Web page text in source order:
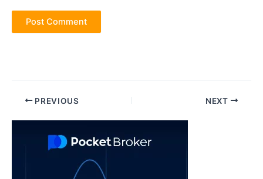
Post PREVIOUS NEXT